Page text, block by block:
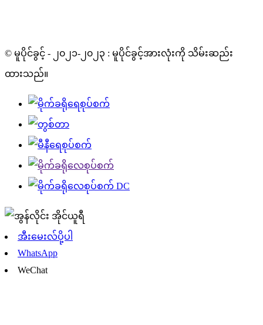
© မူပိုင်ခွင့် - ၂၀၂၁-၂၀၂၃ : မူပိုင်ခွင့်အားလုံးကို သိမ်းဆည်း
ထားသည်။
အီးမေးလ်ပို့ပါ
WhatsApp
WeChat